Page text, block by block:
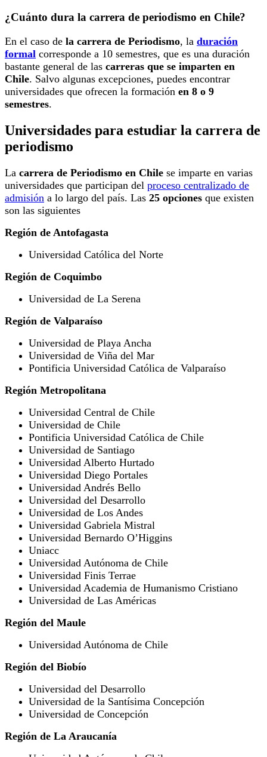
¿Cuánto dura la carrera de periodismo en Chile?
En el caso de la carrera de Periodismo, la duración
formal corresponde a 10 semestres, que es una duración
bastante general de las carreras que se imparten en
Chile. Salvo algunas excepciones, puedes encontrar
universidades que ofrecen la formación en 8 o 9
semestres.
Universidades para estudiar la carrera de
periodismo
La carrera de Periodismo en Chile se imparte en varias
universidades que participan del proceso centralizado de
admisión a lo largo del país. Las 25 opciones que existen
son las siguientes
Región de Antofagasta
Universidad Católica del Norte
Región de Coquimbo
Universidad de La Serena
Región de Valparaíso
Universidad de Playa Ancha
Universidad de Viña del Mar
Pontificia Universidad Católica de Valparaíso
Región Metropolitana
Universidad Central de Chile
Universidad de Chile
Pontificia Universidad Católica de Chile
Universidad de Santiago
Universidad Alberto Hurtado
Universidad Diego Portales
Universidad Andrés Bello
Universidad del Desarrollo
Universidad de Los Andes
Universidad Gabriela Mistral
Universidad Bernardo O’Higgins
Uniacc
Universidad Autónoma de Chile
Universidad Finis Terrae
Universidad Academia de Humanismo Cristiano
Universidad de Las Américas
Región del Maule
Universidad Autónoma de Chile
Región del Biobío
Universidad del Desarrollo
Universidad de la Santísima Concepción
Universidad de Concepción
Región de La Araucanía